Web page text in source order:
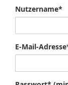
Nutzername*
E-Mail-